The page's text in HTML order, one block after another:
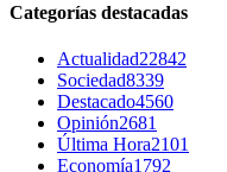
Categorías destacadas
Actualidad22842
Sociedad8339
Destacado4560
Opinión2681
Última Hora2101
Economía1792